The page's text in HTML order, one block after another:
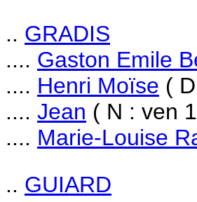
.. GRADIS
.... Gaston Emile
.... Henri Moïse (
.... Jean ( N : ven
.... Marie-Louise
.. GUIARD